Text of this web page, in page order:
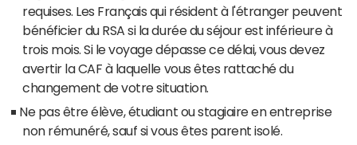
requises. Les Français qui résident à l'étranger peuvent
bénéficier du RSA si la durée du séjour est inférieure à
trois mois. Si le voyage dépasse ce délai, vous devez
avertir la CAF à laquelle vous êtes rattaché du
changement de votre situation.
Ne pas être élève, étudiant ou stagiaire en entreprise
non rémunéré, sauf si vous êtes parent isolé.